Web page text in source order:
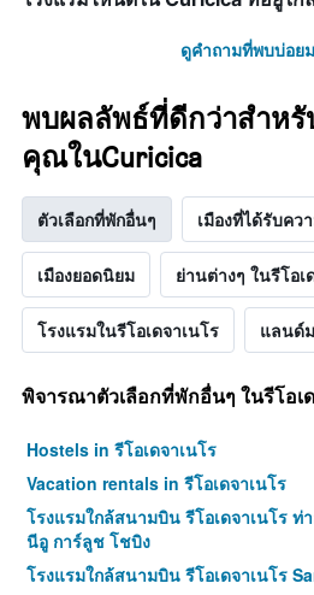
แแส
ราคา
ของ
ห้อง
พัก
ดูคำถามที่พบบ่อย
พบผลลัพธ์ที่ดีกว่าสำหรั
คุณในCuricica
ตัวเลือกที่พักอื่นๆ เมืองที่ได้รับคว
เมืองยอดนิยม ย่านต่างๆ ในรีโอเ
โรงแรมในรีโอเดจาเนโร แลนด์
พิจารณาตัวเลือกที่พักอื่นๆ ในรีโอเ
Hostels in รีโอเดจาเนโร
Vacation rentals in รีโอเดจาเนโร
โรงแรมใกล้สนามบิน รีโอเดจาเนโร
นีอู การ์ลูช โชบิง
โรงแรมใกล้สนามบิน รีโอเดจาเนโร